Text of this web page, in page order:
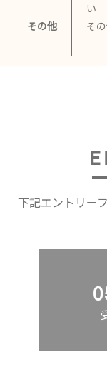
い
その他
そ
下記エントリー